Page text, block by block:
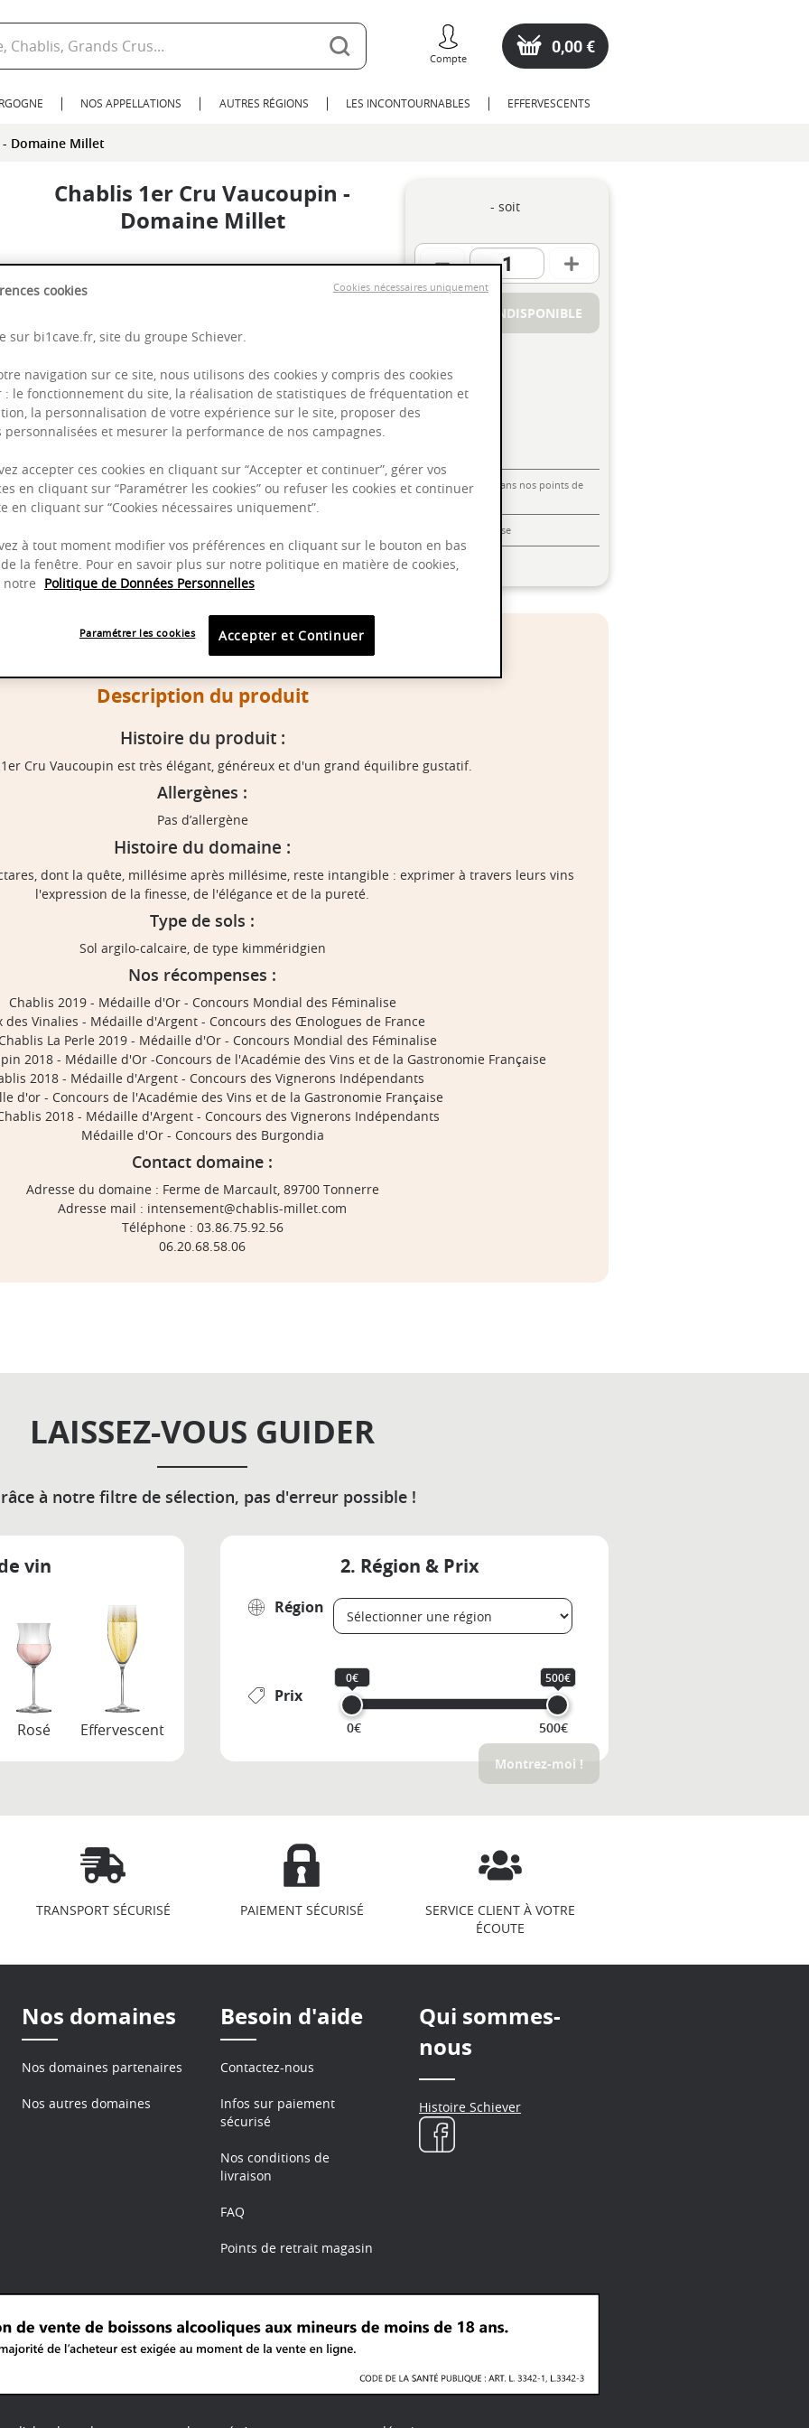
Compte
0,00 €
NOS APPELLATIONS AUTRES RÉGIONS LES INCONTOURNABLES EFFERVESCENTS
Domaine Millet
Chablis 1er Cru Vaucoupin -
Domaine Millet
- soit
PRODUIT INDISPONIBLE
Livraison offerte dans nos points de
Emballage anti-casse
Paiement sécurisé
Description du produit
Histoire du produit :
1er Cru Vaucoupin est très élégant, généreux et d'un grand équilibre gustatif.
Allergènes :
Pas d’allergène
Histoire du domaine :
dont la quête, millésime après millésime, reste intangible : exprimer à travers leurs vins
l'expression de la finesse, de l'élégance et de la pureté.
Type de sols :
Sol argilo-calcaire, de type kimméridgien
Nos récompenses :
Chablis 2019 - Médaille d'Or - Concours Mondial des Féminalise
des Vinalies - Médaille d'Argent - Concours des Œnologues de France
La Perle 2019 - Médaille d'Or - Concours Mondial des Féminalise
2018 - Médaille d'Or -Concours de l'Académie des Vins et de la Gastronomie Française
2018 - Médaille d'Argent - Concours des Vignerons Indépendants
d'or - Concours de l'Académie des Vins et de la Gastronomie Française
2018 - Médaille d'Argent - Concours des Vignerons Indépendants
Médaille d'Or - Concours des Burgondia
Contact domaine :
Adresse du domaine : Ferme de Marcault, 89700 Tonnerre
Adresse mail : intensement@chablis-millet.com
Téléphone : 03.86.75.92.56
06.20.68.58.06
LAISSEZ-VOUS GUIDER
à notre filtre de sélection, pas d'erreur possible !
vin
Rosé Effervescent
2. Région & Prix
Région
Prix
0€ 500€
0€ 500€
Montrez-moi !
TRANSPORT SÉCURISÉ PAIEMENT SÉCURISÉ
SERVICE CLIENT À VOTRE
ÉCOUTE
Nos domaines
Nos domaines partenaires
Nos autres domaines
Besoin d'aide
Contactez-nous
Infos sur paiement
sécurisé
Nos conditions de
livraison
FAQ
Points de retrait magasin
Qui sommes-
nous
Histoire Schiever
cookies
sur bi1cave.fr, site du groupe Schiever.
navigation sur ce site, nous utilisons des cookies y compris des cookies
: le fonctionnement du site, la réalisation de statistiques de fréquentation et
la personnalisation de votre expérience sur le site, proposer des
personnalisées et mesurer la performance de nos campagnes.
accepter ces cookies en cliquant sur “Accepter et continuer”, gérer vos
en cliquant sur “Paramétrer les cookies” ou refuser les cookies et continuer
en cliquant sur “Cookies nécessaires uniquement”.
à tout moment modifier vos préférences en cliquant sur le bouton en bas
la fenêtre. Pour en savoir plus sur notre politique en matière de cookies,
notre Politique de Données Personnelles
Accepter et Continuer
Paramétrer les cookies
Cookies nécessaires uniquement